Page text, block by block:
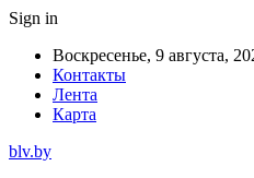
Sign in
Воскресенье, 9 августа,
Контакты
Лента
Карта
blv.by